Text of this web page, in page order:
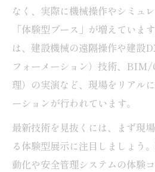
なく、実際に機械操作やシミュ
「体験型ブース」が増えていま
は、建設機械の遠隔操作や建設
フォーメーション）技術、
理）の実演など、現場をリアル
ーションが行われています。
最新技術を見抜くには、まず現
る体験型展示に注目しましょう
動化や安全管理システムの体験